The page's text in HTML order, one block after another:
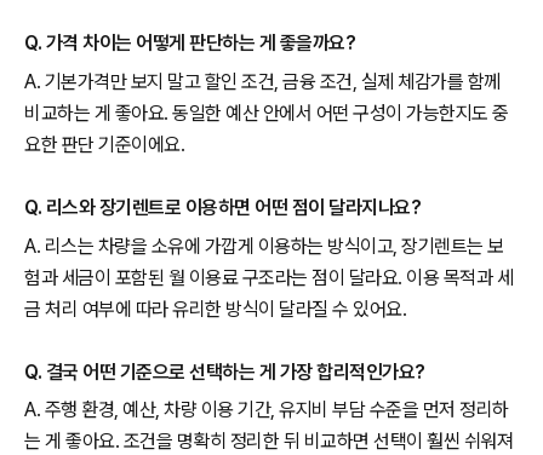
Q. 가격 차이는 어떻게 판단하는 게 좋을까요?
A. 기본가격만 보지 말고 할인 조건, 금융 조건, 실제 체감가를 함께
비교하는 게 좋아요. 동일한 예산 안에서 어떤 구성이 가능한지도 중
요한 판단 기준이에요.
Q. 리스와 장기렌트로 이용하면 어떤 점이 달라지나요?
A. 리스는 차량을 소유에 가깝게 이용하는 방식이고, 장기렌트는 보
험과 세금이 포함된 월 이용료 구조라는 점이 달라요. 이용 목적과 세
금 처리 여부에 따라 유리한 방식이 달라질 수 있어요.
Q. 결국 어떤 기준으로 선택하는 게 가장 합리적인가요?
A. 주행 환경, 예산, 차량 이용 기간, 유지비 부담 수준을 먼저 정리하
는 게 좋아요. 조건을 명확히 정리한 뒤 비교하면 선택이 훨씬 쉬워져